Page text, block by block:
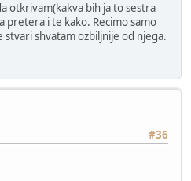
otkrivam(kakva bih ja to sestra
pretera i te kako. Recimo samo
stvari shvatam ozbiljnije od njega.
#36